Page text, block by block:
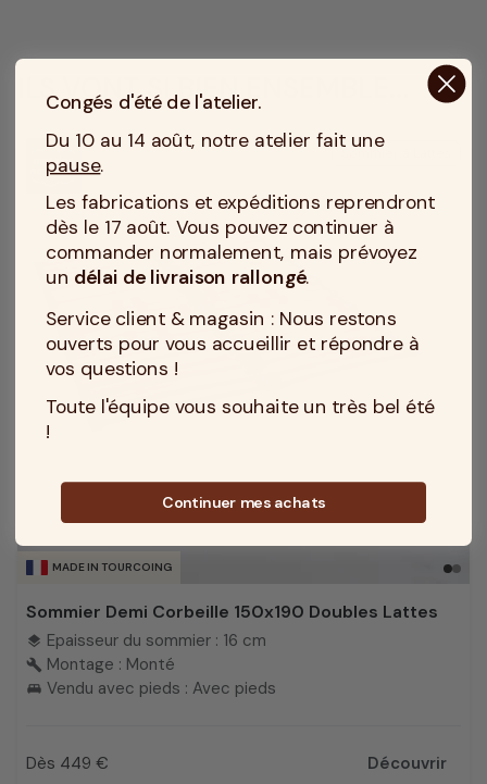
ILS VONT SI BIEN ENSEMBLE...
MADE IN TOURCOING
Sommier Demi Corbeille 150x190 Doubles Lattes
layers Epaisseur du sommier : 16 cm
build Montage : Monté
king_bed Vendu avec pieds : Avec pieds
Prix
Dès 449 € Découvrir
Congés d'été de l'atelier.
Du 10 au 14 août, notre atelier fait une
pause.
Les fabrications et expéditions reprendront
dès le 17 août. Vous pouvez continuer à
commander normalement, mais prévoyez
un délai de livraison rallongé.
Service client & magasin : Nous restons
ouverts pour vous accueillir et répondre à
vos questions !
Toute l'équipe vous souhaite un très bel été
!
Continuer mes achats